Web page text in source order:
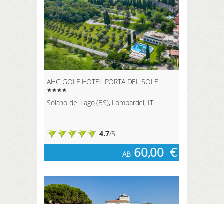
AHG GOLF HOTEL PORTA DEL SOLE
Soiano del Lago (BS), Lombardei, IT
4.7/5
AB 60,00 €